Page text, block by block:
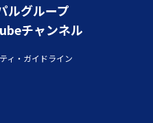
ルグループ
チャンネル
ィ・ガイドライン